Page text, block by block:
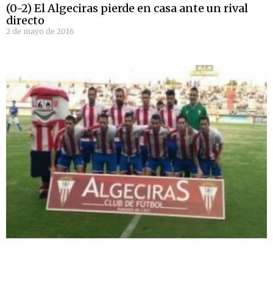
(0-2) El Algeciras pierde en casa ante un rival
directo
2 de mayo de 2016